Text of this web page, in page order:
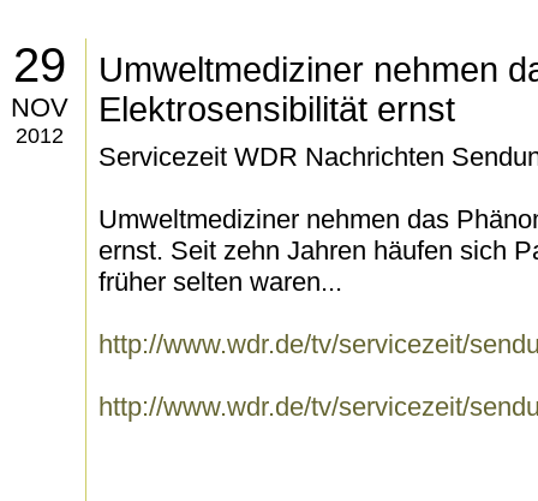
29
NOV
2012
Umweltmediziner nehmen
Elektrosensibilität ernst
Servicezeit WDR Nachrichten
Umweltmediziner nehmen das
ernst. Seit zehn Jahren häufen sich
früher selten waren...
http://www.wdr.de/tv/servicezeit/
http://www.wdr.de/tv/servicezeit/